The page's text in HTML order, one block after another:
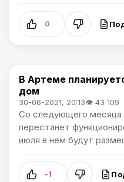
0
Общество / Проблемы
В Артеме
дом
30-06-2021, 20:13👁 43 109
Со следующего месяца
перестанет
июля в нем будут
-1